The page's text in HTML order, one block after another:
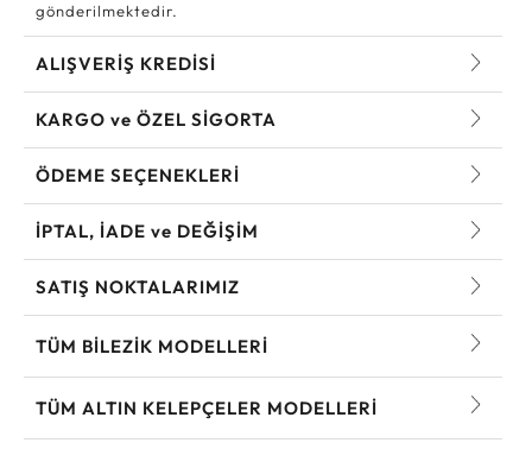
gönderilmektedir.
ALIŞVERİŞ KREDİSİ
KARGO ve ÖZEL SİGORTA
ÖDEME SEÇENEKLERİ
İPTAL, İADE ve DEĞİŞİM
SATIŞ NOKTALARIMIZ
TÜM BILEZIK MODELLERI
TÜM ALTIN KELEPÇELER MODELLERI